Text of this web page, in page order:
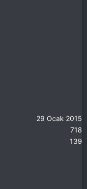
29 Ocak 2015
718
139